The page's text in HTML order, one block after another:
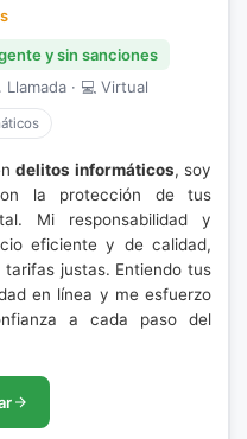
y sin sanciones
Llamada · 💻 Virtual
delitos informáticos, soy
la protección de tus
Mi responsabilidad y
eficiente y de calidad,
tarifas justas. Entiendo tus
en línea y me esfuerzo
a cada paso del